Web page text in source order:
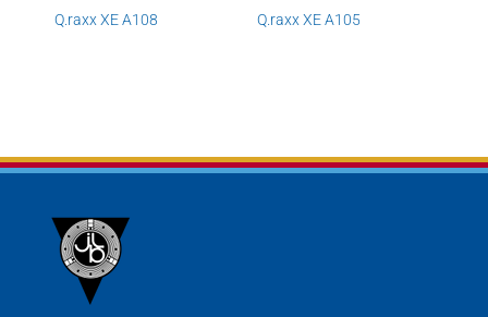
Q.raxx XE A108 Q.raxx XE A105